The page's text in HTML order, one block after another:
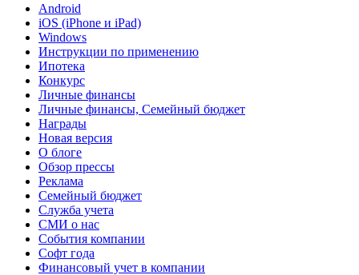
Android
iOS (iPhone и iPad)
Windows
Инструкции по применению
Ипотека
Конкурс
Личные финансы
Личные финансы, Семейный бюджет
Награды
Новая версия
О блоге
Обзор прессы
Реклама
Семейный бюджет
Служба учета
СМИ о нас
События компании
Софт года
Финансовый учет в компании